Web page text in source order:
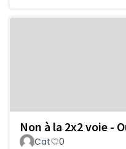
Non à la 2x2 voie -
Cat 0